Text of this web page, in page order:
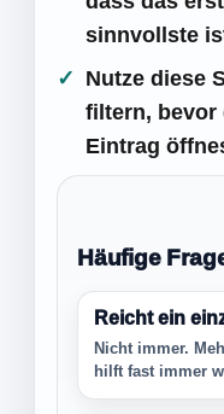
sinnvollste
Nutze diese
filtern, bevor
Eintrag
Häufige
Reicht ein
Nicht immer.
hilft fast immer